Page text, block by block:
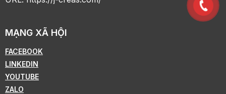
MẠNG XÃ HỘI
FACEBOOK
LINKEDIN
YOUTUBE
ZALO